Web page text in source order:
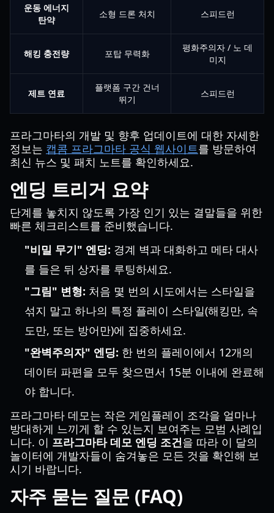
운동 에너지
탄약
소형 드론 처치 스피드런
해킹 충전량 포탑 무력화
평화주의자 / 노 데
미지
제트 연료
플랫폼 구간 건너
뛰기
스피드런
프라그마타의 개발 및 향후 업데이트에 대한 자세한
정보는 캡콤 프라그마타 공식 웹사이트를 방문하여
최신 뉴스 및 패치 노트를 확인하세요.
엔딩 트리거 요약
단계를 놓치지 않도록 가장 인기 있는 결말들을 위한
빠른 체크리스트를 준비했습니다.
"비밀 무기" 엔딩: 경계 벽과 대화하고 메타 대사
를 들은 뒤 상자를 루팅하세요.
"그림" 변형: 처음 몇 번의 시도에서는 스타일을
섞지 말고 하나의 특정 플레이 스타일(해킹만, 속
도만, 또는 방어만)에 집중하세요.
"완벽주의자" 엔딩: 한 번의 플레이에서 12개의
데이터 파편을 모두 찾으면서 15분 이내에 완료해
야 합니다.
프라그마타 데모는 작은 게임플레이 조각을 얼마나
방대하게 느끼게 할 수 있는지 보여주는 모범 사례입
니다. 이 프라그마타 데모 엔딩 조건을 따라 이 달의
놀이터에 개발자들이 숨겨놓은 모든 것을 확인해 보
시기 바랍니다.
자주 묻는 질문 (FAQ)